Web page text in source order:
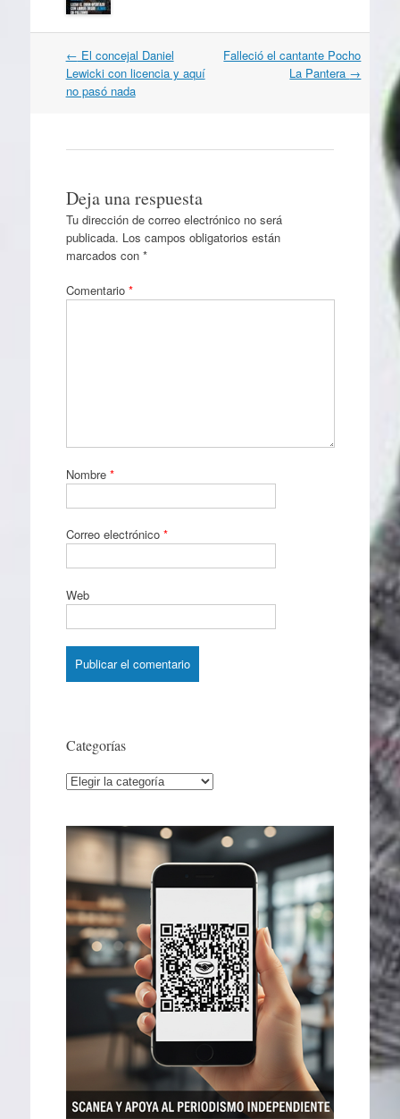
Navegación
por
artículos
← El concejal Daniel
Lewicki con licencia y aquí
no pasó nada
Falleció el cantante Pocho
La Pantera →
Deja una respuesta
Tu dirección de correo electrónico no será
publicada. Los campos obligatorios están
marcados con *
Comentario *
Nombre *
Correo electrónico *
Web
Categorías
Categorías